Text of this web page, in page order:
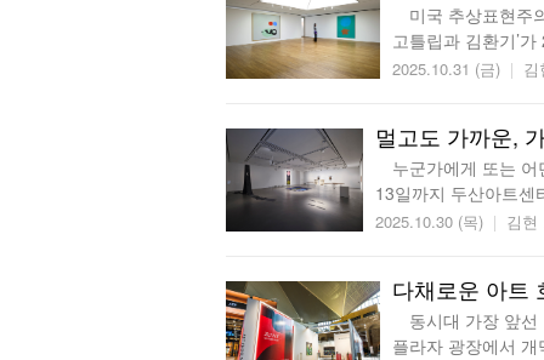
미국 추상표현주
고틀립과 김환기’
2025.10.31 (금)
멀고도 가까운,
누군가에게 또는 어
13일까지 두산아트
2025.10.30 (목) 김현
다채로운 아트
동시대 가장 앞선
플라자 광장에서